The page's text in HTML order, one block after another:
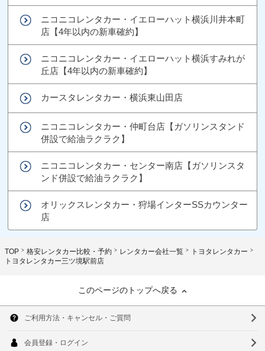
ニコニコレンタカー・イエローハット横浜川井本町
店【4年以内の新車確約】
ニコニコレンタカー・イエローハット横浜すみれが
丘店【4年以内の新車確約】
カースタレンタカー・横浜東山田店
ニコニコレンタカー・仲町台店【ガソリンスタンド
併設で給油ラクラク】
ニコニコレンタカー・センター南店【ガソリンスタ
ンド併設で給油ラクラク】
オリックスレンタカー・狩場インターSSカウンター
店
TOP 格安レンタカー比較・予約 レンタカー会社一覧
トヨタレンタカー
トヨタレンタカー三ツ境駅前店
このページのトップへ戻る